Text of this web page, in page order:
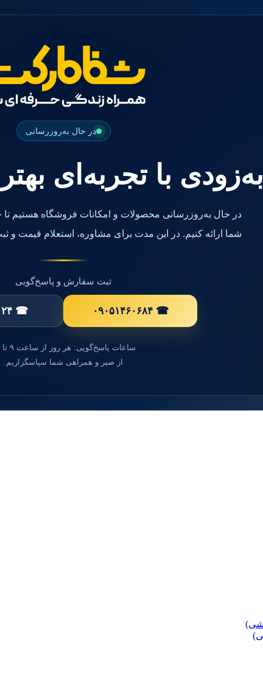
در حال به‌روزرسانی
به‌زودی با تجربه‌ای
در حال به‌روزرسانی محصولات و امکانات فروشگاه هستیم
شما ارائه کنیم. در این مدت برای مشاوره، استعلام قیمت و
ثبت سفارش و پاسخ‌گویی
☎ ۰۹۰۵۱۴۶۰۶۸۴ ☎ ۰۱۳-۳۲۰۲۴
ساعات پاسخ‌گویی: هر روز از ساعت ۹ تا ۱۷
از صبر و همراهی شما سپاسگزاریم.